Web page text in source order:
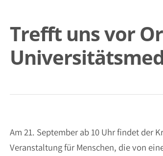
Trefft uns vor
Am 21. September ab 10 Uhr findet der
Veranstaltung für Menschen, die von